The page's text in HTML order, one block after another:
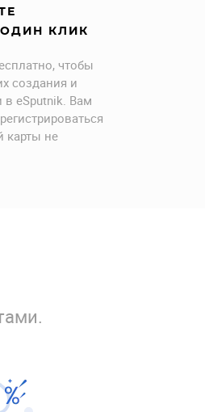
КЛИК
чтобы
создания и
в eSputnik. Вам
карты не